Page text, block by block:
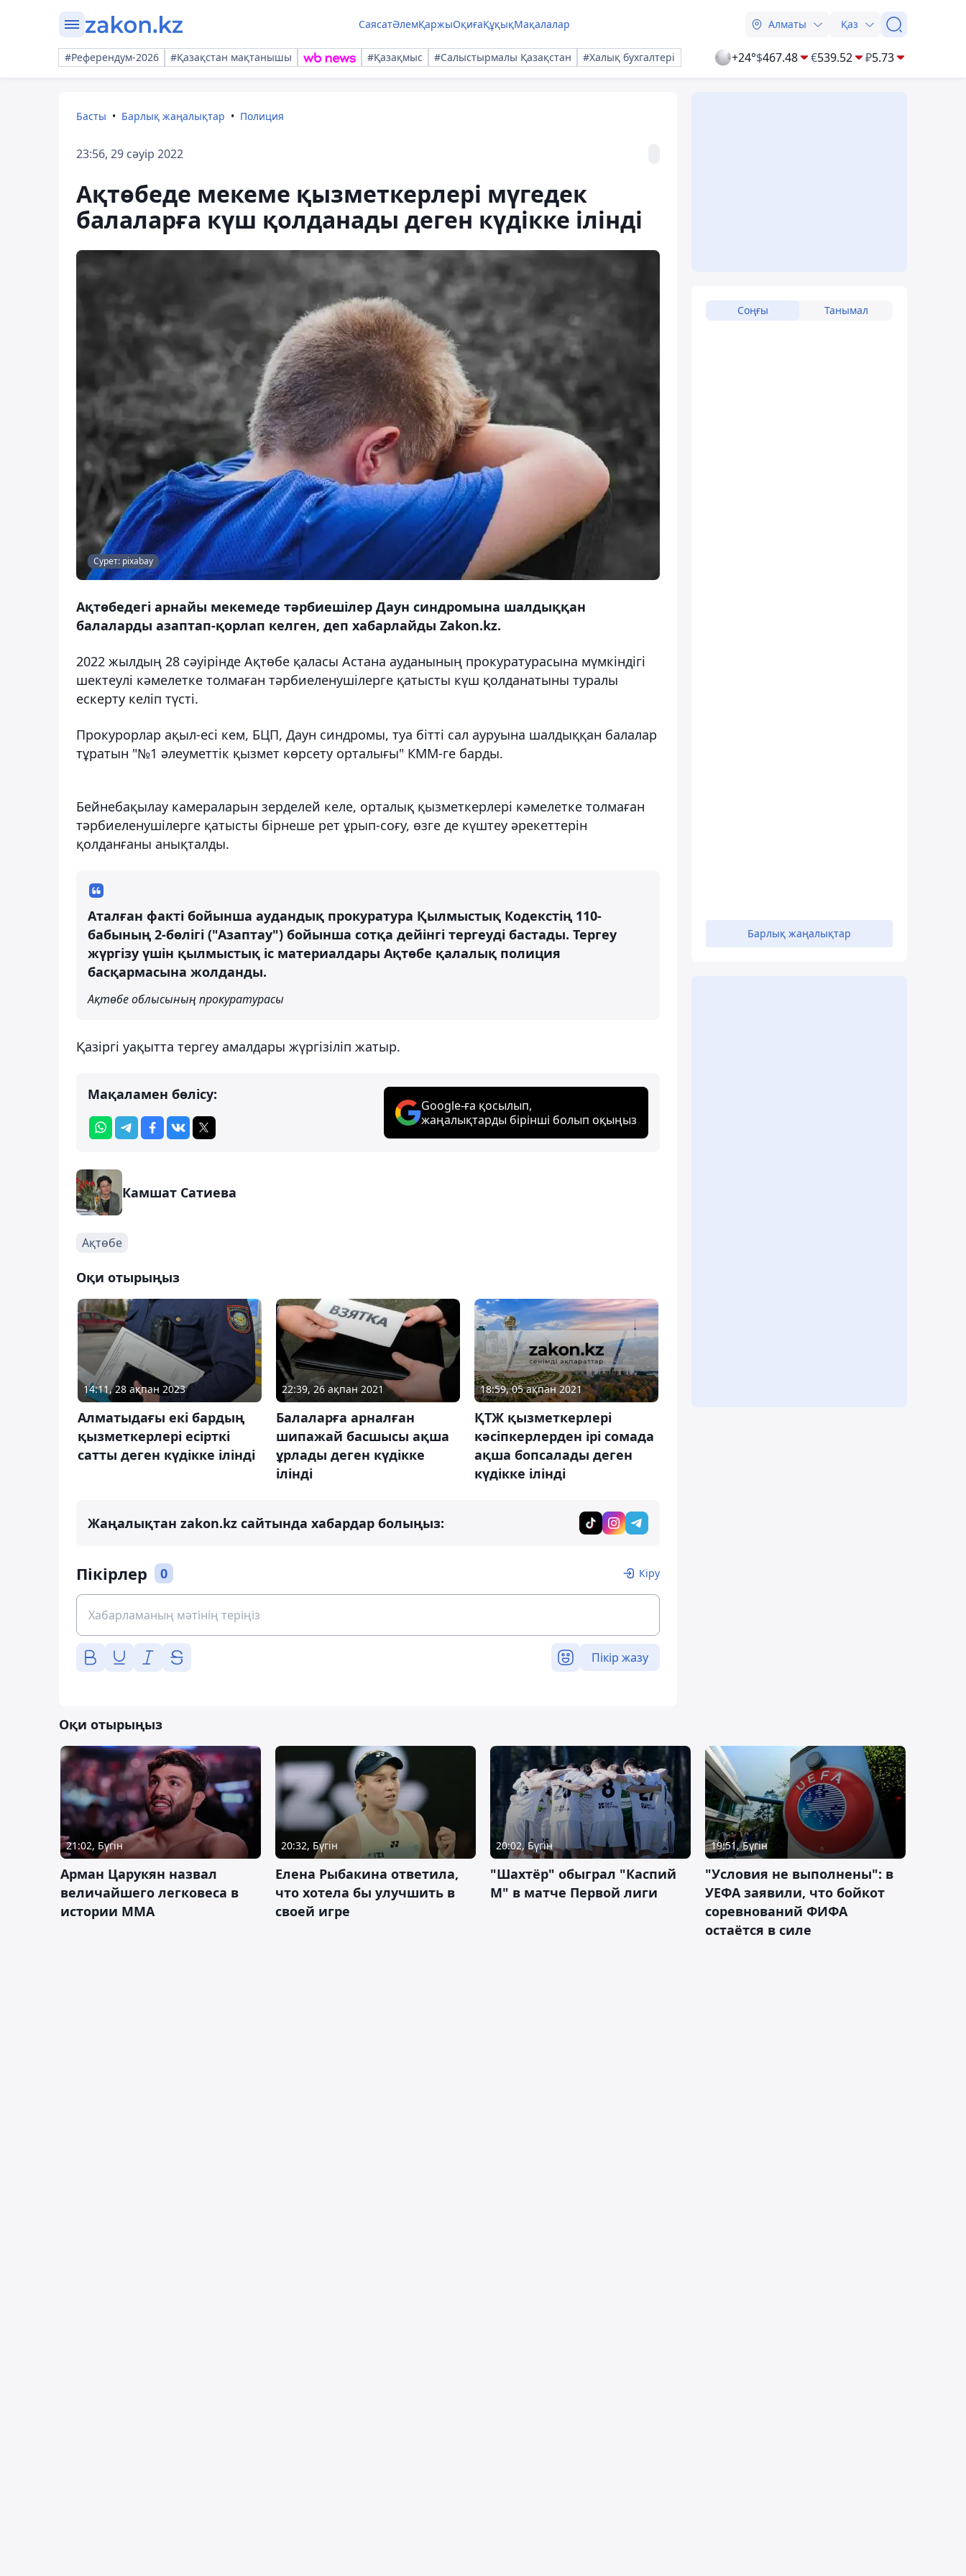
СаясатӘлемҚаржыОқиғаҚұқықМақалалар Алматы Қаз
#Референдум-2026 #Қазақстан мақтанышы #Қазақмыс #Салыстырмалы Қазақстан #Халық бухгалтері +24°$467.48 €539.52 ₽5.73
Басты Барлық жаңалықтар Полиция
23:56, 29 сәуір 2022
Ақтөбеде мекеме қызметкерлері мүгедек
балаларға күш қолданады деген күдікке ілінді
Сурет: pixabay
Ақтөбедегі арнайы мекемеде тәрбиешілер Даун синдромына шалдыққан
балаларды азаптап-қорлап келген, деп хабарлайды Zakon.kz.
2022 жылдың 28 сәуірінде Ақтөбе қаласы Астана ауданының прокуратурасына мүмкіндігі
шектеулі кәмелетке толмаған тәрбиеленушілерге қатысты күш қолданатыны туралы
ескерту келіп түсті.
Прокурорлар ақыл-есі кем, БЦП, Даун синдромы, туа бітті сал ауруына шалдыққан балалар
тұратын "№1 әлеуметтік қызмет көрсету орталығы" КММ-ге барды.
Бейнебақылау камераларын зерделей келе, орталық қызметкерлері кәмелетке толмаған
тәрбиеленушілерге қатысты бірнеше рет ұрып-соғу, өзге де күштеу әрекеттерін
қолданғаны анықталды.
Аталған факті бойынша аудандық прокуратура Қылмыстық Кодекстің 110-
бабының 2-бөлігі ("Азаптау") бойынша сотқа дейінгі тергеуді бастады. Тергеу
жүргізу үшін қылмыстық іс материалдары Ақтөбе қалалық полиция
басқармасына жолданды.
Ақтөбе облысының прокуратурасы
Қазіргі уақытта тергеу амалдары жүргізіліп жатыр.
Мақаламен бөлісу:
Google-ға қосылып,
жаңалықтарды бірінші болып оқыңыз
Камшат Сатиева
Ақтөбе
Оқи отырыңыз
14:11, 28 ақпан 2023
Алматыдағы екі бардың
қызметкерлері есірткі
сатты деген күдікке ілінді
22:39, 26 ақпан 2021
Балаларға арналған
шипажай басшысы ақша
ұрлады деген күдікке
ілінді
18:59, 05 ақпан 2021
ҚТЖ қызметкерлері
кәсіпкерлерден ірі сомада
ақша бопсалады деген
күдікке ілінді
Жаңалықтан zakon.kz сайтында хабардар болыңыз:
Пікірлер 0 Кіру
Пікір жазу
Соңғы Танымал
Барлық жаңалықтар
Оқи отырыңыз
21:02, Бүгін
Арман Царукян назвал
величайшего легковеса в
истории ММА
20:32, Бүгін
Елена Рыбакина ответила,
что хотела бы улучшить в
своей игре
20:02, Бүгін
"Шахтёр" обыграл "Каспий
М" в матче Первой лиги
19:51, Бүгін
"Условия не выполнены": в
УЕФА заявили, что бойкот
соревнований ФИФА
остаётся в силе